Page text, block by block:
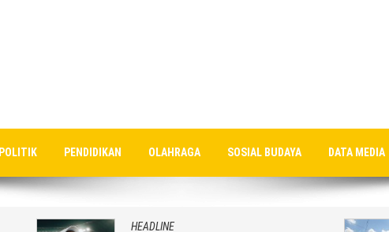
POLITIK PENDIDIKAN OLAHRAGA SOSIAL BUDAYA DATA MEDIA
HEADLINE